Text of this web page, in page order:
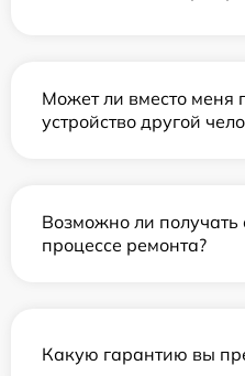
Может ли вместо меня
устройство другой
Возможно ли получать
процессе ремонта?
Какую гарантию вы